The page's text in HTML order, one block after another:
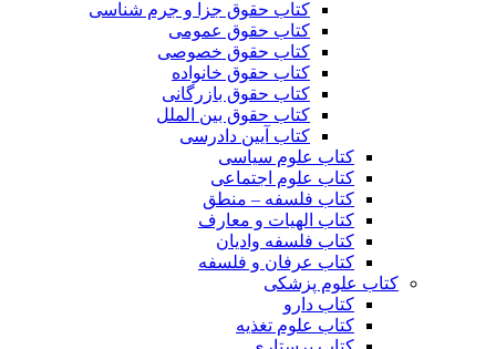
کتاب حقوق جزا و جرم شناسی
کتاب حقوق عمومی
کتاب حقوق خصوصی
کتاب حقوق خانواده
کتاب حقوق بازرگانی
کتاب حقوق بین الملل
کتاب آیین دادرسی
کتاب علوم سیاسی
کتاب علوم اجتماعی
کتاب فلسفه – منطق
کتاب الهیات و معارف
کتاب فلسفه وادیان
کتاب عرفان و فلسفه
کتاب علوم پزشکی
کتاب دارو
کتاب علوم تغذیه